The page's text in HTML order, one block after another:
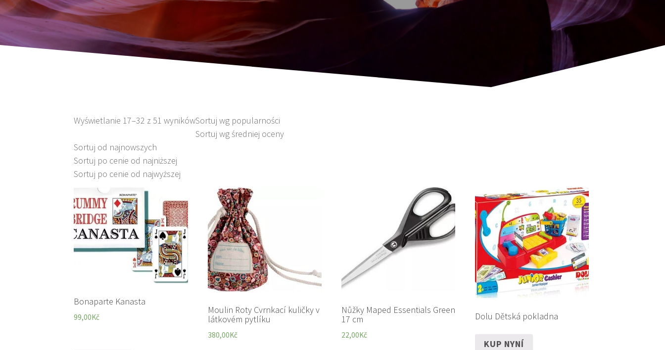
Wyświetlanie 17–32 z 51 wynikówSortuj wg popularności
Sortuj wg średniej oceny
Sortuj od najnowszych
Sortuj po cenie od najniższej
Sortuj po cenie od najwyższej
Bonaparte Kanasta
99,00Kč
Moulin Roty Cvrnkací kuličky v
látkovém pytlíku
380,00Kč
Nůžky Maped Essentials Green
17 cm
22,00Kč
Dolu Dětská pokladna
KUP NYNÍ